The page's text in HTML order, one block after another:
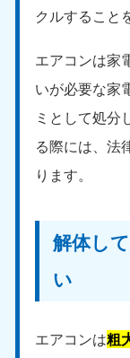
クルすること
エアコンは家
いが必要な家
ミとして処分
る際には、法
ります。
解体し
い
エアコンは粗